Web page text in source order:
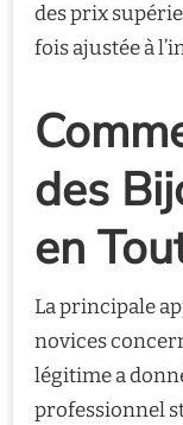
des prix
fois ajustée à
des
en
La principale
novices
légitime a
professionnel